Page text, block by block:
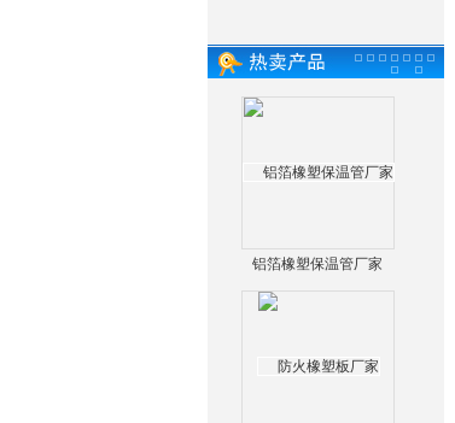
铝箔橡塑保温管厂家